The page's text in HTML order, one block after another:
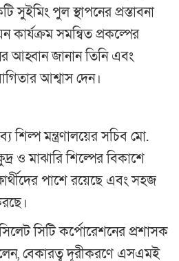
সুইমিং পুল স্থাপনের প্রস্তাবনা
কার্যক্রম সমন্বিত প্রকল্পের
আহ্বান জানান তিনি এবং
আশ্বাস দেন।
শিল্প মন্ত্রণালয়ের সচিব মো.
ও মাঝারি শিল্পের বিকাশে
পাশে রয়েছে এবং সহজ
সিটি কর্পোরেশনের প্রশাসক
বেকারত্ব দূরীকরণে এসএমই